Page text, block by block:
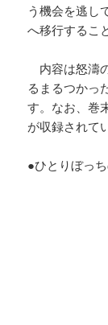
う機会を逃し
へ移行するこ
内容は怒濤
るまるつかっ
す。なお、巻
が収録されて
●ひとりぼっ